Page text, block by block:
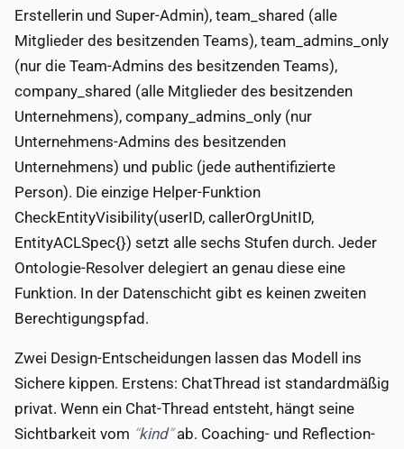
Erstellerin und Super-Admin), team_shared (alle
Mitglieder des besitzenden Teams), team_admins_only
(nur die Team-Admins des besitzenden Teams),
company_shared (alle Mitglieder des besitzenden
Unternehmens), company_admins_only (nur
Unternehmens-Admins des besitzenden
Unternehmens) und public (jede authentifizierte
Person). Die einzige Helper-Funktion
CheckEntityVisibility(userID, callerOrgUnitID,
EntityACLSpec{}) setzt alle sechs Stufen durch. Jeder
Ontologie-Resolver delegiert an genau diese eine
Funktion. In der Datenschicht gibt es keinen zweiten
Berechtigungspfad.
Zwei Design-Entscheidungen lassen das Modell ins
Sichere kippen. Erstens: ChatThread ist standardmäßig
privat. Wenn ein Chat-Thread entsteht, hängt seine
Sichtbarkeit vom kind ab. Coaching- und Reflection-